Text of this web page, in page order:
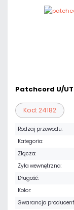
Patchcord U/
Kod: 24182
Rodzaj przewodu:
Kategoria:
Złącza:
Żyła wewnętrzna:
Długość:
Kolor:
Gwarancja